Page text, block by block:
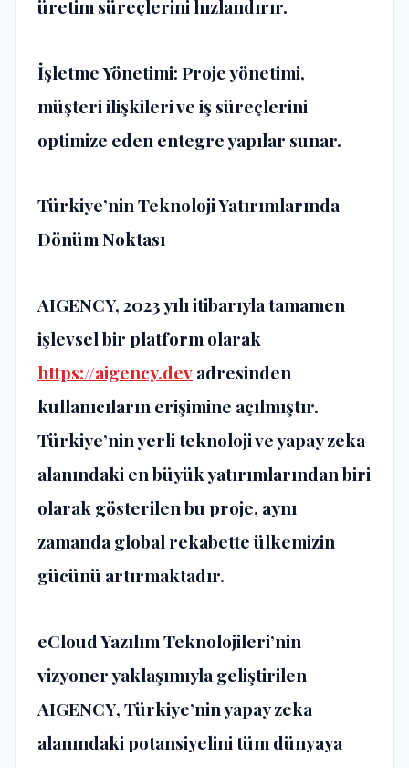
üretim süreçlerini hızlandırır​.
İşletme Yönetimi:Proje yönetimi,
müşteri ilişkileri ve iş süreçlerini
optimize eden entegre yapılar sunar​​.
Türkiye’nin Teknoloji Yatırımlarında
Dönüm Noktası
AIGENCY, 2023 yılı itibarıyla tamamen
işlevsel bir platform olarak
https://aigency.devadresinden
kullanıcıların erişimine açılmıştır.
Türkiye’nin yerli teknoloji ve yapay zeka
alanındaki en büyük yatırımlarından biri
olarak gösterilen bu proje, aynı
zamanda global rekabette ülkemizin
gücünü artırmaktadır​​.
eCloud Yazılım Teknolojileri’nin
vizyoner yaklaşımıyla geliştirilen
AIGENCY, Türkiye’nin yapay zeka
alanındaki potansiyelini tüm dünyaya